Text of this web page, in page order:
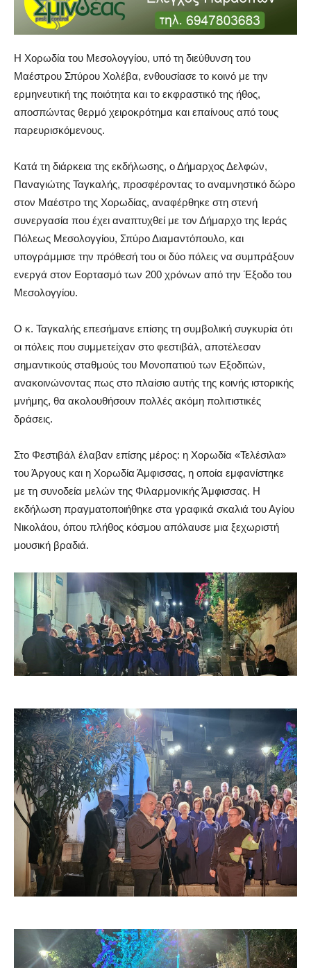
Η Χορωδία του Μεσολογγίου, υπό τη διεύθυνση του
Μαέστρου Σπύρου Χολέβα, ενθουσίασε το κοινό με την
ερμηνευτική της ποιότητα και το εκφραστικό της ήθος,
αποσπώντας θερμό χειροκρότημα και επαίνους από τους
παρευρισκόμενους.
Κατά τη διάρκεια της εκδήλωσης, ο Δήμαρχος Δελφών,
Παναγιώτης Ταγκαλής, προσφέροντας το αναμνηστικό δώρο
στον Μαέστρο της Χορωδίας, αναφέρθηκε στη στενή
συνεργασία που έχει αναπτυχθεί με τον Δήμαρχο της Ιεράς
Πόλεως Μεσολογγίου, Σπύρο Διαμαντόπουλο, και
υπογράμμισε την πρόθεσή του οι δύο πόλεις να συμπράξουν
ενεργά στον Εορτασμό των 200 χρόνων από την Έξοδο του
Μεσολογγίου.
Ο κ. Ταγκαλής επεσήμανε επίσης τη συμβολική συγκυρία ότι
οι πόλεις που συμμετείχαν στο φεστιβάλ, αποτέλεσαν
σημαντικούς σταθμούς του Μονοπατιού των Εξοδιτών,
ανακοινώνοντας πως στο πλαίσιο αυτής της κοινής ιστορικής
μνήμης, θα ακολουθήσουν πολλές ακόμη πολιτιστικές
δράσεις.
Στο Φεστιβάλ έλαβαν επίσης μέρος: η Χορωδία «Τελέσιλα»
του Άργους και η Χορωδία Άμφισσας, η οποία εμφανίστηκε
με τη συνοδεία μελών της Φιλαρμονικής Άμφισσας. Η
εκδήλωση πραγματοποιήθηκε στα γραφικά σκαλιά του Αγίου
Νικολάου, όπου πλήθος κόσμου απόλαυσε μια ξεχωριστή
μουσική βραδιά.